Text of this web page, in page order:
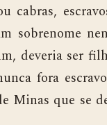
cabras,
sobrenome
deveria ser
fora
Minas que se